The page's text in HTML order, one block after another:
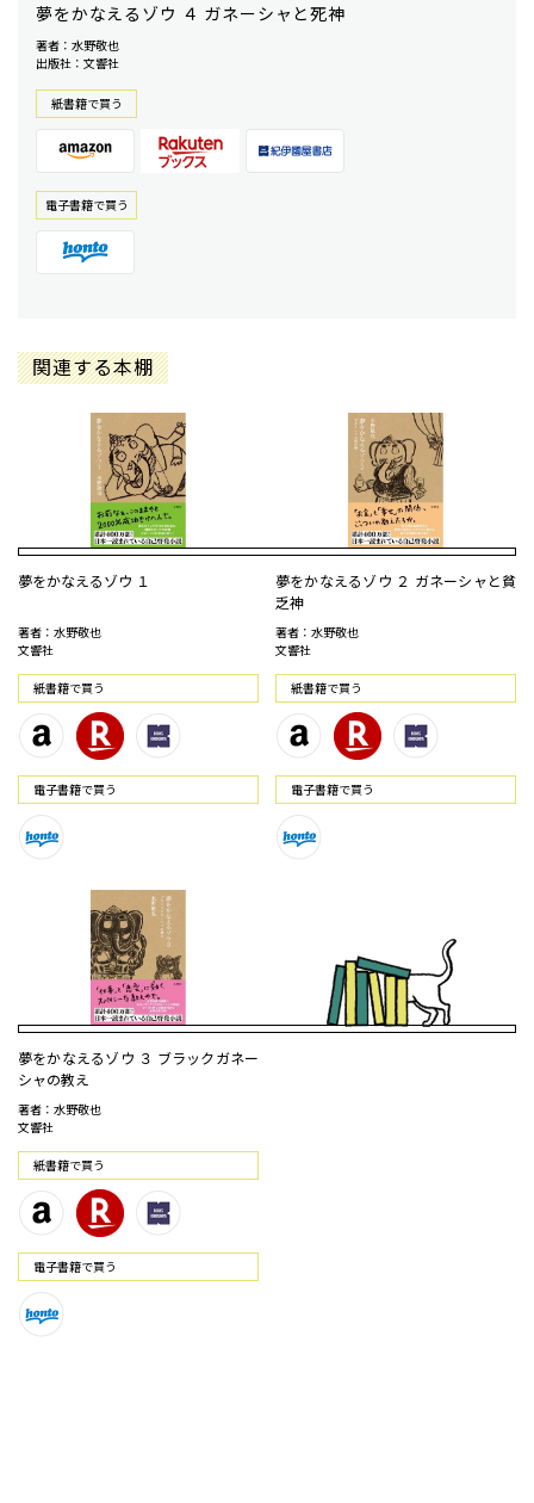
夢をかなえるゾウ ４ ガネーシャと死神
著者：水野敬也
出版社：文響社
紙書籍で買う
電⼦書籍で買う
関連する本棚
夢をかなえるゾウ １
著者：水野敬也
文響社
紙書籍で買う
電⼦書籍で買う
夢をかなえるゾウ ２ ガネーシャと貧
乏神
著者：水野敬也
文響社
紙書籍で買う
電⼦書籍で買う
夢をかなえるゾウ ３ ブラックガネー
シャの教え
著者：水野敬也
文響社
紙書籍で買う
電⼦書籍で買う